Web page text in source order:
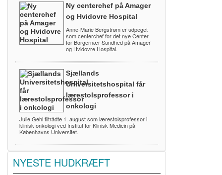
Ny centerchef på Amager
og Hvidovre Hospital
Anne-Marie Bergstrøm er udpeget
som centerchef for det nye Center
for Borgernær Sundhed på Amager
og Hvidovre Hospital.
Sjællands
Universitetshospital får
lærestolsprofessor i
onkologi
Julie Gehl tiltrådte 1. august som lærestolsprofessor i
klinisk onkologi ved Institut for Klinisk Medicin på
Københavns Universitet.
NYESTE HUDKRÆFT